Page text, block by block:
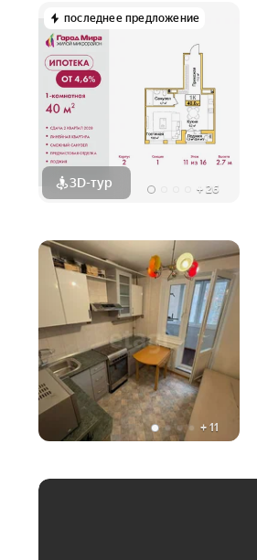
последнее предложение
3D-тур + 26
+ 11